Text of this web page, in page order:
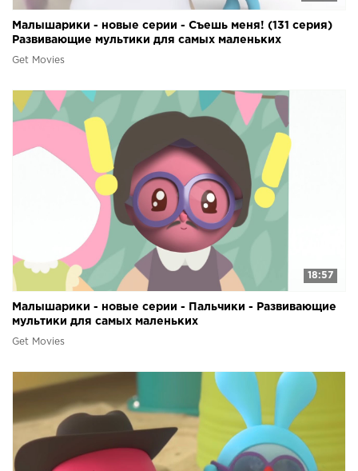
Малышарики - новые серии - Съешь меня! (131 серия)
Развивающие мультики для самых маленьких
Get Movies
18:57
Малышарики - новые серии - Пальчики - Развивающие
мультики для самых маленьких
Get Movies